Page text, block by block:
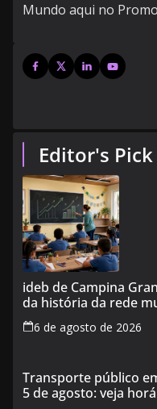
Mundo aqui no
Editor's Pick
ideb de Campina
da história da rede
6 de agosto de 2026
Transporte público
5 de agosto: veja